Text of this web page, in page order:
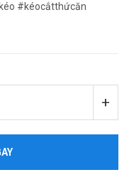
#kéocắtthứcăn
+